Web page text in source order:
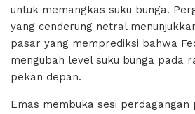
untuk memangkas suku bunga.
yang cenderung netral
pasar yang memprediksi bahwa
mengubah level suku bunga pada
pekan depan.
Emas membuka sesi perdagangan